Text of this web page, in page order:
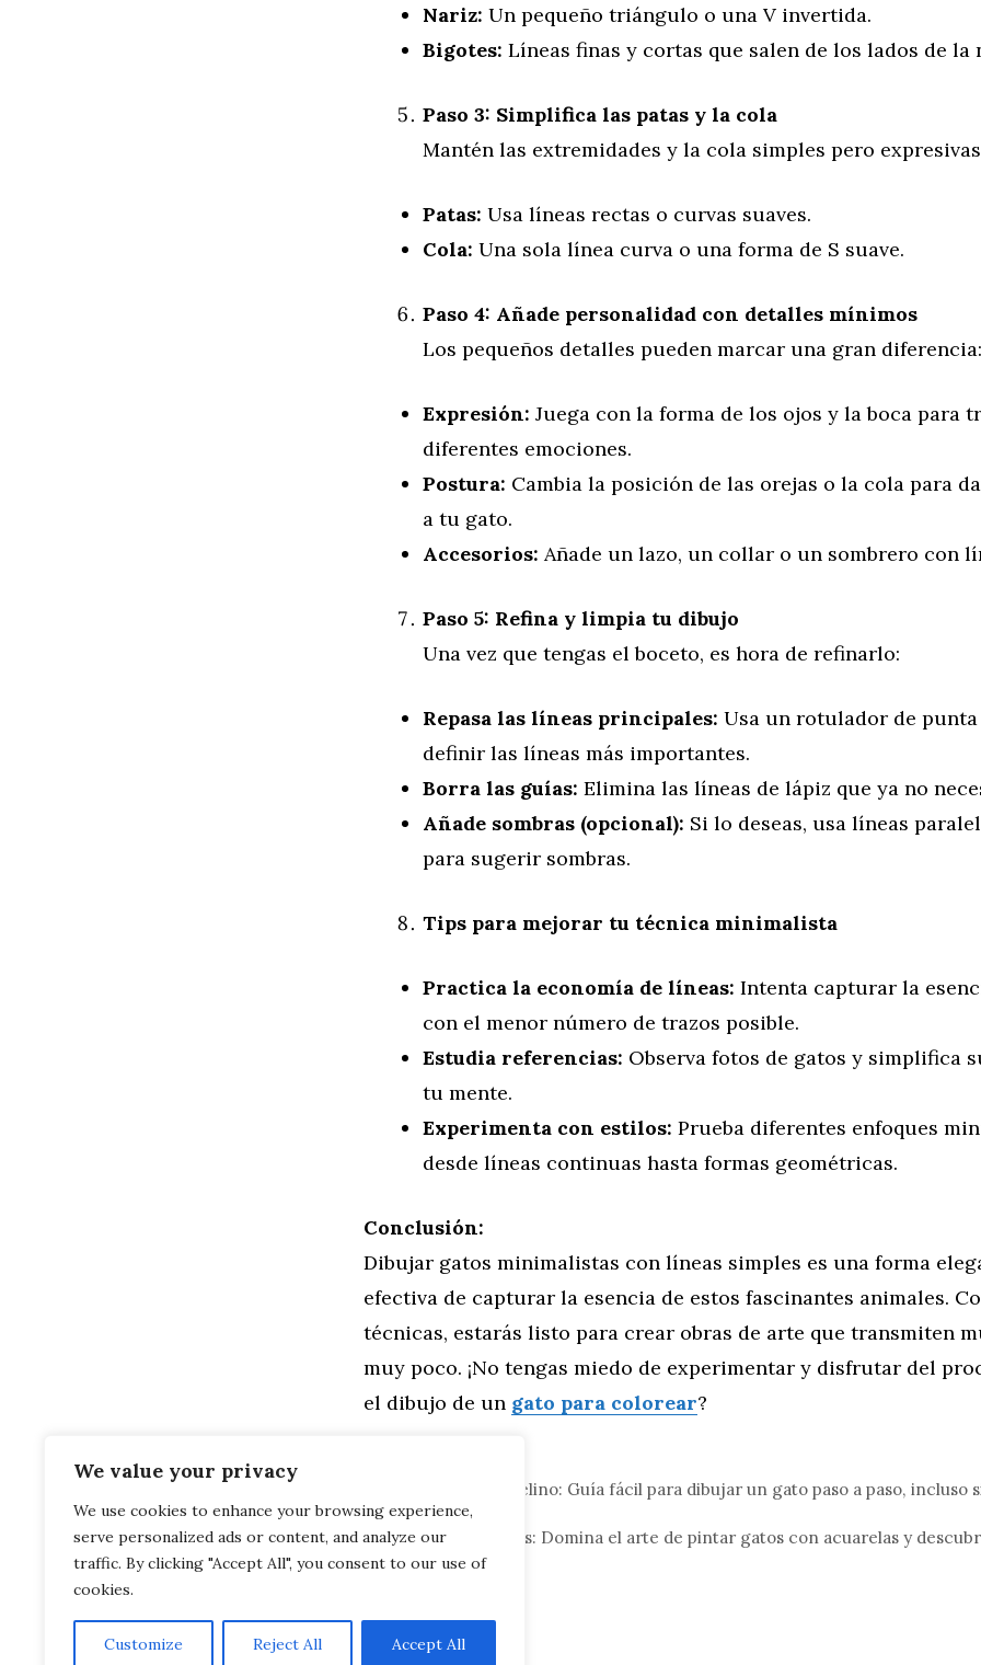
We value your privacy
We use cookies to enhance your browsing experience,
serve personalized ads or content, and analyze our
traffic. By clicking "Accept All", you consent to our use of
cookies.
Customize Reject All Accept All
Nariz: Un pequeño triángulo o una V invertida.
Bigotes: Líneas finas y cortas que salen de los lados de la
Paso 3: Simplifica las patas y la cola
Mantén las extremidades y la cola simples pero
Patas: Usa líneas rectas o curvas suaves.
Cola: Una sola línea curva o una forma de S suave.
Paso 4: Añade personalidad con detalles mínimos
Los pequeños detalles pueden marcar una gran diferencia:
Expresión: Juega con la forma de los ojos y la boca para
diferentes emociones.
Postura: Cambia la posición de las orejas o la cola para
a tu gato.
Accesorios: Añade un lazo, un collar o un sombrero con
Paso 5: Refina y limpia tu dibujo
Una vez que tengas el boceto, es hora de refinarlo:
Repasa las líneas principales: Usa un rotulador de
definir las líneas más importantes.
Borra las guías: Elimina las líneas de lápiz que ya no
Añade sombras (opcional): Si lo deseas, usa líneas
para sugerir sombras.
Tips para mejorar tu técnica minimalista
Practica la economía de líneas: Intenta capturar la
con el menor número de trazos posible.
Estudia referencias: Observa fotos de gatos y simplifica
tu mente.
Experimenta con estilos: Prueba diferentes enfoques
desde líneas continuas hasta formas geométricas.
Conclusión:
Dibujar gatos minimalistas con líneas simples es una forma
efectiva de capturar la esencia de estos fascinantes animales.
técnicas, estarás listo para crear obras de arte que transmiten
muy poco. ¡No tengas miedo de experimentar y disfrutar del
el dibujo de un gato para colorear?
Domina el arte felino: Guía fácil para dibujar un gato paso a paso, incluso
principiante
Pinceladas felinas: Domina el arte de pintar gatos con acuarelas y
profesionales